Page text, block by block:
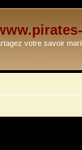
votre savoir